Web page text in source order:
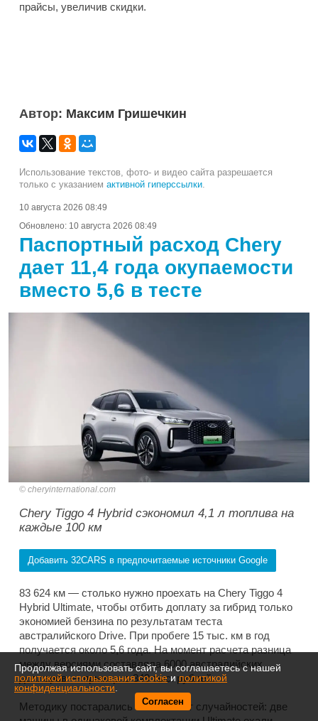
прайсы, увеличив скидки.
Автор: Максим Гришечкин
Использование текстов, фото- и видео сайта разрешается
только с указанием активной гиперссылки.
10 августа 2026 08:49
Обновлено: 10 августа 2026 08:49
Паспортный расход Chery
дает 11,4 года окупаемости
вместо 5,6 в тесте
cheryinternational.com
Chery Tiggo 4 Hybrid сэкономил 4,1 л топлива на
каждые 100 км
Добавить 32CARS в предпочитаемые источники Google
83 624 км — столько нужно проехать на Chery Tiggo 4
Hybrid Ultimate, чтобы отбить доплату за гибрид только
экономией бензина по результатам теста
австралийского Drive. При пробеге 15 тыс. км в год
получается около 5,6 года. На момент расчета разница
между версиями составляла 6000 австралийских
долларов — примерно 349 тыс. рублей.
Методику постарались очистить от случайностей: две
Продолжая использовать сайт, вы соглашаетесь с нашей
политикой использования cookieиполитикой
конфиденциальности
Согласен